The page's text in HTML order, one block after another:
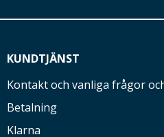
KUNDTJÄNST
Kontakt och vanliga frågor
Betalning
Klarna